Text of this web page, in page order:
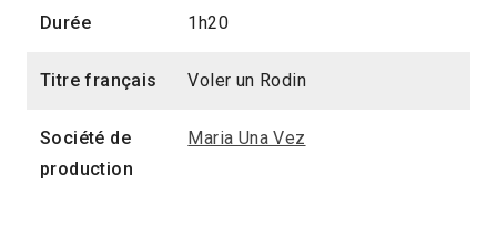
Durée 1h20
Titre français Voler un Rodin
Société de
production
Maria Una Vez